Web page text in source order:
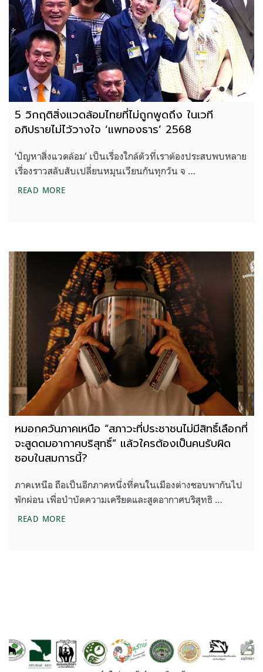
5 วิกฤติสิ่งแวดล้อมไทยที่ไม่ถูกพูดถึง ในเวที
อภิปรายไม่ไว้วางใจ ‘แพทองธาร’ 2568
‘ปัญหาสิ่งแวดล้อม’ เป็นเรื่องใกล้ตัวที่เราต้องประสบพบหลาย
เรื่องราวสลับสับเปลี่ยนหมุนเวียนกันทุกวัน จ …
READ MORE5 วิกฤติสิ่งแวดล้อมไทยที่ไม่ถูกพูดถึง ในเวทีอภิปรายไ
หมอกควันภาคเหนือ “สภาวะที่ประชาชนไม่มีสิทธิ์เลือกที่
จะสูดดมอากาศบริสุทธิ์” แล้วใครต้องเป็นคนรับผิด
ชอบในสมการนี้?
ภาคเหนือ ถือเป็นอีกภาคหนึ่งที่คนในเมืองต่างชอบพากันไป
พักผ่อน เพื่อบำบัดความเครียดและสูดอากาศบริสุทธิ …
READ MOREหมอกควันภาคเหนือ “สภาวะที่ประชาชนไม่มีสิทธิ์เลือ